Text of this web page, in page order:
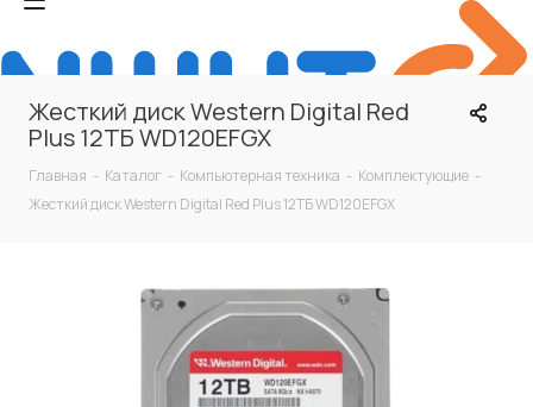
Жесткий диск Western Digital Red
Plus 12ТБ WD120EFGX
Главная - Каталог - Компьютерная техника - Комплектующие -
Жесткий диск Western Digital Red Plus 12ТБ WD120EFGX